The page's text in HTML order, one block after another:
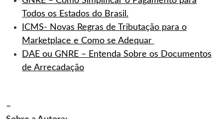
Todos os Estados do Brasil.
ICMS- Novas Regras de Tributação para o
Marketplace e Como se Adequar
DAE ou GNRE – Entenda Sobre os Documentos
de Arrecadação
–